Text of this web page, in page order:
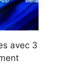
avec 3